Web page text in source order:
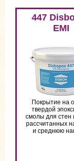
447
EMI
Покрытие на
твердой
смолы для стен
рассчитанных
и среднюю